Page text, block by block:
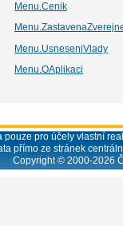
Menu.Cenik
Menu.UsneseniVlady
Menu.OAplikaci
pro účely vlastní
přímo ze stránek
Copyright © 2000-2026